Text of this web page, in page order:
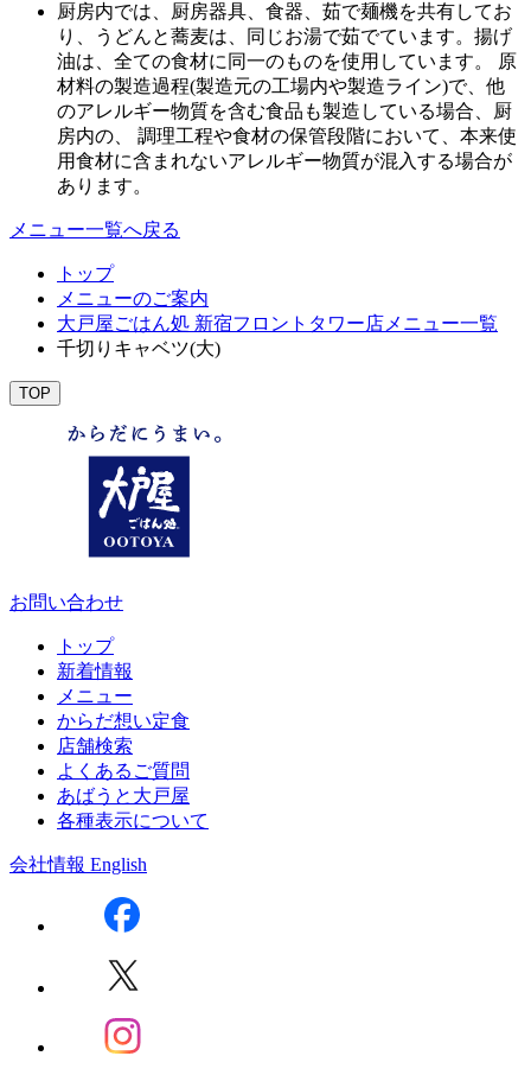
厨房内では、厨房器具、食器、茹で麺機を共有してお
り、うどんと蕎麦は、同じお湯で茹でています。揚げ
油は、全ての食材に同一のものを使用しています。 原
材料の製造過程(製造元の工場内や製造ライン)で、他
のアレルギー物質を含む食品も製造している場合、厨
房内の、 調理工程や食材の保管段階において、本来使
用食材に含まれないアレルギー物質が混入する場合が
あります。
メニュー一覧へ戻る
トップ
メニューのご案内
大戸屋ごはん処 新宿フロントタワー店メニュー一覧
千切りキャベツ(大)
TOP
お問い合わせ
トップ
新着情報
メニュー
からだ想い定食
店舗検索
よくあるご質問
あばうと大戸屋
各種表示について
会社情報 English